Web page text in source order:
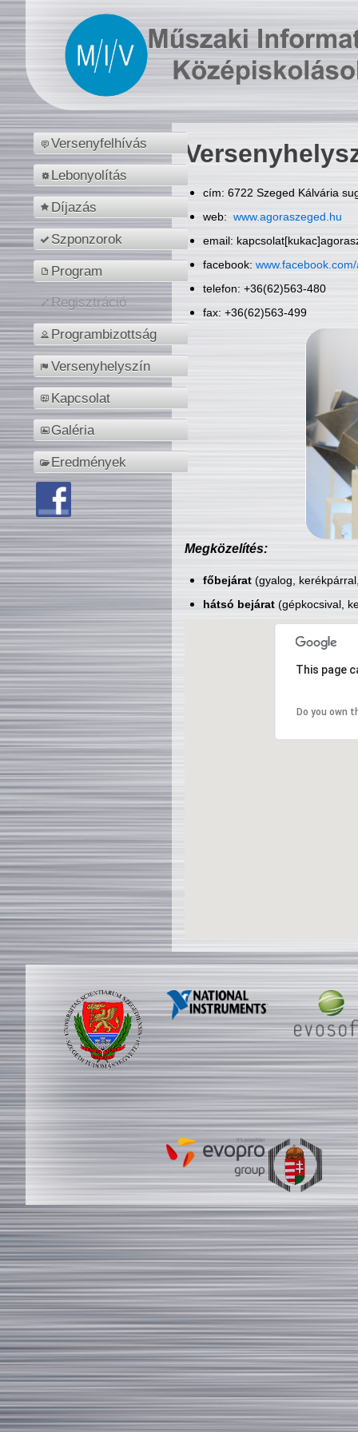
Versenyfelhívás
Lebonyolítás
Díjazás
Szponzorok
Program
Regisztráció
Programbizottság
Versenyhelyszín
Kapcsolat
Galéria
Eredmények
cím: 6722 Szeged Kálvária
web: www.agoraszeged.hu
email:
facebook:
telefon: +36(62)563-480
fax: +36(62)563-499
Megközelítés:
főbejárat(gyalog,
hátsó bejárat(gépkocsival,
This page
Do you own